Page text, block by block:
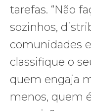
tarefas. “Não
sozinhos,
comunidades
classifique o
quem engaja
menos, quem